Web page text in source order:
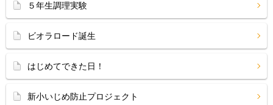
５年生調理実験
ビオラロード誕生
はじめてできた日！
新小いじめ防止プロジェクト